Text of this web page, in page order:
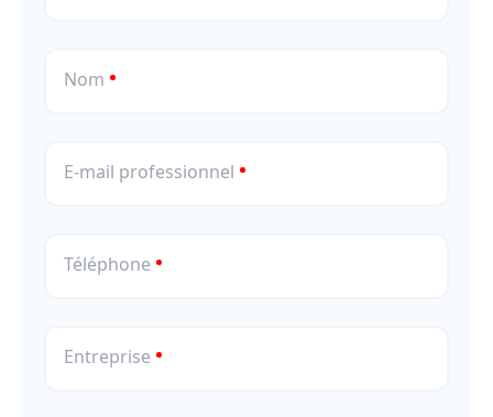
Nom
E-mail professionnel
Téléphone
Entreprise